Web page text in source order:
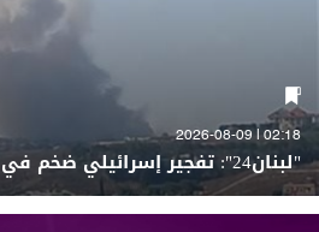
02:18 | 2026-08-09
"لبنان24": تفجير إسرائيلي ضخم في زوطر الشرقية